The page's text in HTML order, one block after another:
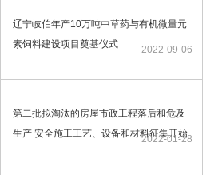
辽宁岐伯年产10万吨中草药与有机微量元
素饲料建设项目奠基仪式
2022-09-06
第二批拟淘汰的房屋市政工程落后和危及
生产 安全施工工艺、设备和材料征集开始
2022-01-28